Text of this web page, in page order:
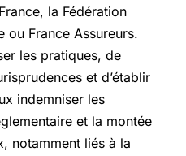
la Fédération
ou France Assureurs.
les pratiques, de
et d’établir
indemniser les
et la montée
notamment liés à la